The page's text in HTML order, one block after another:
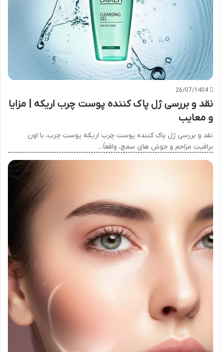
26/07/1404
نقد و بررسی ژل پاک کننده پوست چرب اریکه | مزایا
و معایب
نقد و بررسی ژل پاک کننده پوست چرب اریکه پوست چرب، با اون
براقیت مزاحم و جوش های سمج، واقعاً…